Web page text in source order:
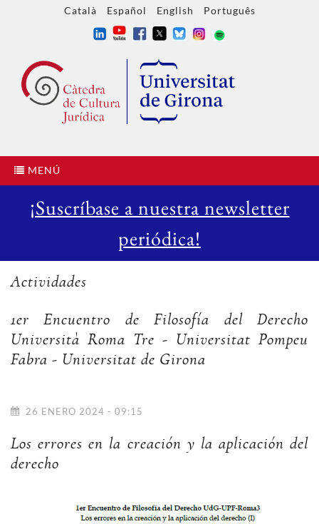
Català Español English Português
MENÚ
¡Suscríbase a nuestra newsletter
periódica!
Actividades
1er Encuentro de Filosofía del Derecho
Università Roma Tre - Universitat Pompeu
Fabra - Universitat de Girona
26 ENERO 2024 - 09:15
Los errores en la creación y la aplicación del
derecho